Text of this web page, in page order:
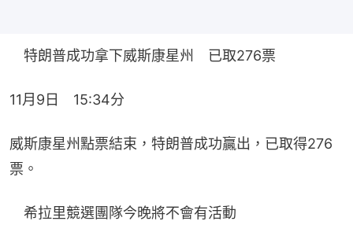
特朗普成功拿下威斯康星州　已取276票
11月9日　15:34分
威斯康星州點票結束，特朗普成功贏出，已取得276
票。
希拉里競選團隊今晚將不會有活動